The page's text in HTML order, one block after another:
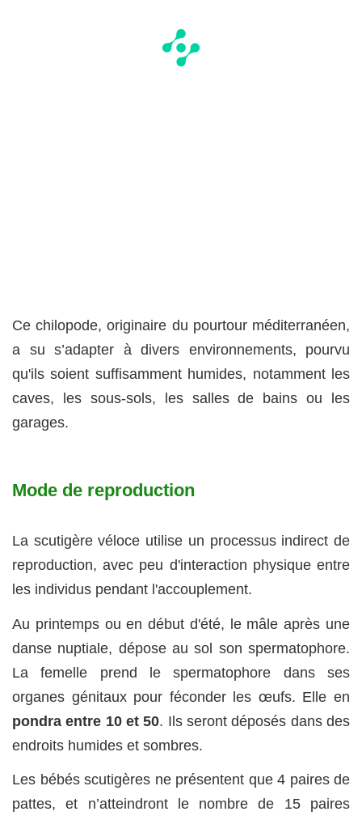
Ce chilopode, originaire du pourtour méditerranéen,
a su s’adapter à divers environnements, pourvu
qu'ils soient suffisamment humides, notamment les
caves, les sous-sols, les salles de bains ou les
garages.
Mode de reproduction
La scutigère véloce utilise un processus indirect de
reproduction, avec peu d'interaction physique entre
les individus pendant l'accouplement.
Au printemps ou en début d'été, le mâle après une
danse nuptiale, dépose au sol son spermatophore.
La femelle prend le spermatophore dans ses
organes génitaux pour féconder les œufs. Elle en
pondra entre 10 et 50. Ils seront déposés dans des
endroits humides et sombres.
Les bébés scutigères ne présentent que 4 paires de
pattes, et n’atteindront le nombre de 15 paires